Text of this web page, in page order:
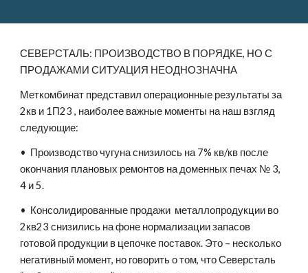
СЕВЕРСТАЛЬ: ПРОИЗВОДСТВО В ПОРЯДКЕ, НО С
ПРОДАЖАМИ СИТУАЦИЯ НЕОДНОЗНАЧНА
Меткомбинат представил операционные результаты за
2кв и 1П23 , наиболее важные моменты на наш взгляд
следующие:
• Производство чугуна снизилось на 7% кв/кв после
окончания плановых ремонтов на доменных печах № 3,
4 и 5.
• Консолидированные продажи металлопродукции во
2кв23 снизились на фоне нормализации запасов
готовой продукции в цепочке поставок. Это – несколько
негативный момент, но говорить о том, что Северсталь